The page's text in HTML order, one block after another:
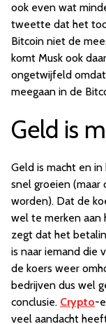
ook even wat
tweette dat het
Bitcoin niet de
komt Musk ook
ongetwijfeld
meegaan in de
Geld is
Geld is macht en
snel groeien (maar
worden). Dat de
wel te merken aan
zegt dat het
is naar iemand die
de koers weer
bedrijven dus wel
conclusie. Crypto-
veel aandacht